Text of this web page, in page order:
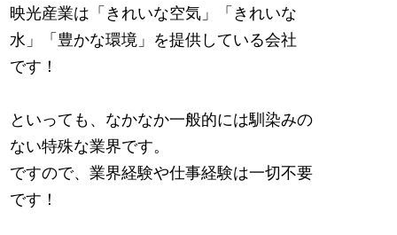
映光産業は「きれいな空気」「きれいな
水」「豊かな環境」を提供している会社
です！
といっても、なかなか一般的には馴染みの
ない特殊な業界です。
ですので、業界経験や仕事経験は一切不要
です！